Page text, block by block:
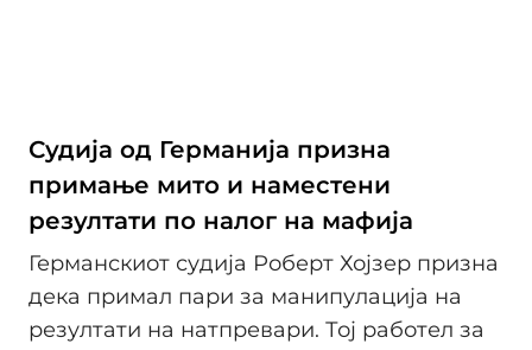
Судија од Германија призна
примање мито и наместени
резултати по налог на мафија
Германскиот судија Роберт Хојзер призна
дека примал пари за манипулација на
резултати на натпревари. Тој работел за